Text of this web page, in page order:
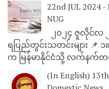
22nd JUL 2024
NUG
၂၀၂၄ ဇူလိုင်လ
ရပြည်တွင်းသတင်းများ 📌
က မြန်မာနိုင်ငံသို့ လက်နက်တ
(In English)